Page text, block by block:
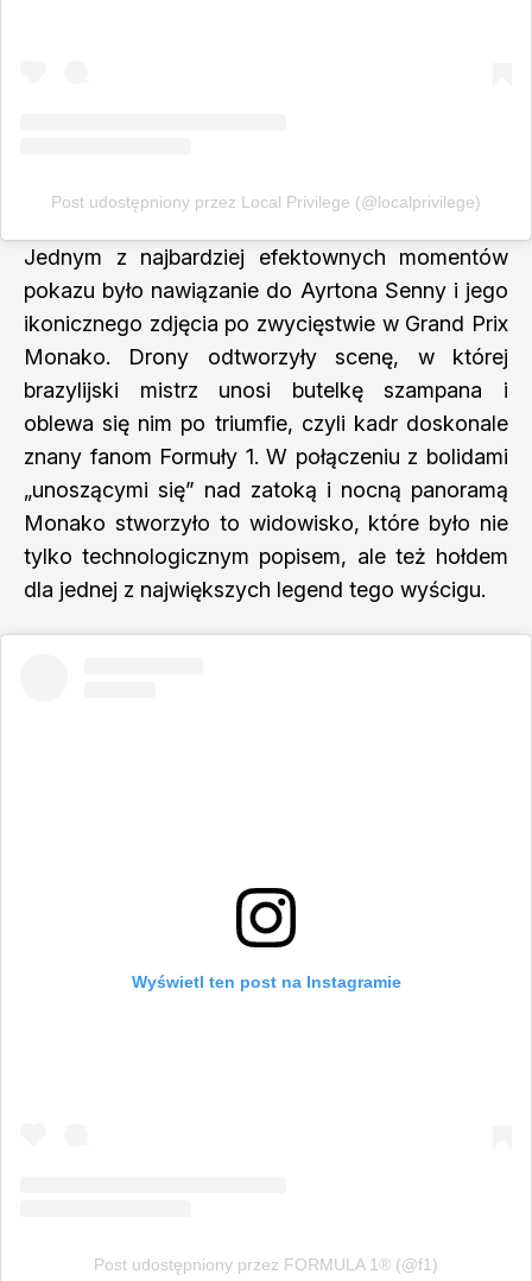
Post udostępniony przez Local Privilege (@localprivilege)
Jednym z najbardziej efektownych momentów
pokazu było nawiązanie do Ayrtona Senny i jego
ikonicznego zdjęcia po zwycięstwie w Grand Prix
Monako. Drony odtworzyły scenę, w której
brazylijski mistrz unosi butelkę szampana i
oblewa się nim po triumfie, czyli kadr doskonale
znany fanom Formuły 1. W połączeniu z bolidami
„unoszącymi się” nad zatoką i nocną panoramą
Monako stworzyło to widowisko, które było nie
tylko technologicznym popisem, ale też hołdem
dla jednej z największych legend tego wyścigu.
Wyświetl ten post na Instagramie
Post udostępniony przez FORMULA 1® (@f1)